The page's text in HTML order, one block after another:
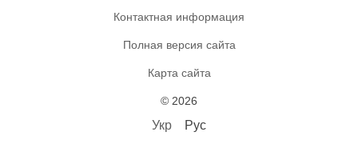
Контактная информация
Полная версия сайта
Карта сайта
© 2026
Укр Рус